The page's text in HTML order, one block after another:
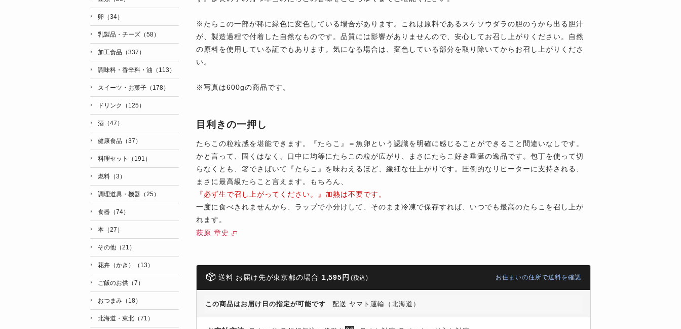
※たらこの一部が稀に緑色に変色している場合があります。これは原料であるスケソウダラの胆のうから出る胆汁
が、製造過程で付着した自然なものです。品質には影響がありませんので、安心してお召し上がりください。自然
の原料を使用している証でもあります。気になる場合は、変色している部分を取り除いてからお召し上がりくださ
い。
※写真は600gの商品です。
目利きの一押し
たらこの粒粒感を堪能できます。『たらこ』＝魚卵という認識を明確に感じることができること間違いなしです。
かと言って、固くはなく、口中に均等にたらこの粒が広がり、まさにたらこ好き垂涎の逸品です。包丁を使って切
らなくとも、箸でさばいて『たらこ』を味わえるほど、繊細な仕上がりです。圧倒的なリピーターに支持される、
まさに最高級たらこと言えます。もちろん、
『必ず生で召し上がってください。』加熱は不要です。
一度に食べきれませんから、ラップで小分けして、そのまま冷凍で保存すれば、いつでも最高のたらこを召し上が
れます。
萩原 章史
送料 お届け先が東京都の場合 1,595円 (税込) お住まいの住所で送料を確認
この商品はお届け日の指定が可能です 配送 ヤマト運輸（北海道）
卵（34）
乳製品・チーズ（58）
加工食品（337）
調味料・香辛料・油（113）
スイーツ・お菓子（178）
ドリンク（125）
酒（47）
健康食品（37）
料理セット（191）
燃料（3）
調理道具・機器（25）
食器（74）
本（27）
その他（21）
花卉（かき）（13）
ご飯のお供（7）
おつまみ（18）
北海道・東北（71）